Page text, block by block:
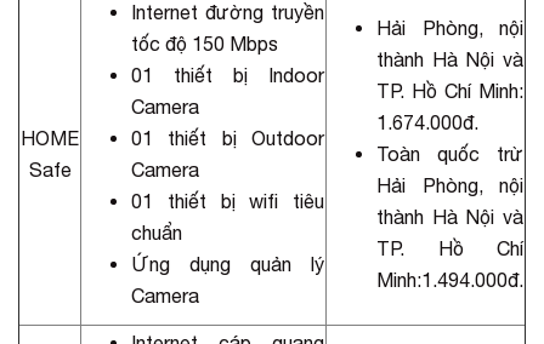
HOME
Safe
Internet đường truyền
tốc độ 150 Mbps
01 thiết bị Indoor
Camera
01 thiết bị Outdoor
Camera
01 thiết bị wifi tiêu
chuẩn
Ứng dụng quản lý
Camera
Hải Phòng, nội
thành Hà Nội và
TP. Hồ Chí Minh:
1.674.000đ.
Toàn quốc trừ
Hải Phòng, nội
thành Hà Nội và
TP. Hồ Chí
Minh:1.494.000đ.